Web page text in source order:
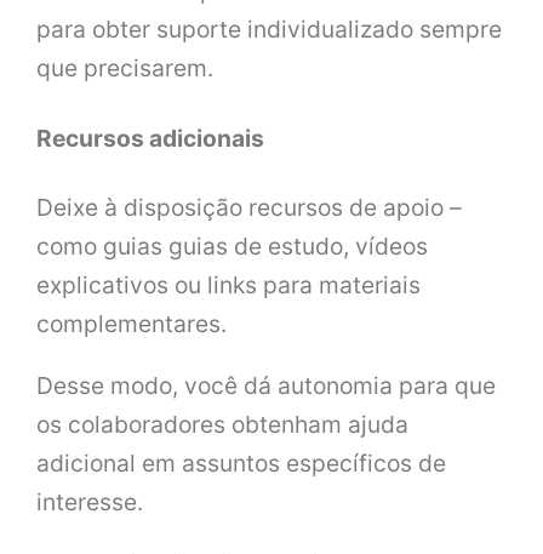
para obter suporte individualizado sempre
que precisarem.
Recursos adicionais
Deixe à disposição recursos de apoio –
como guias guias de estudo, vídeos
explicativos ou links para materiais
complementares.
Desse modo, você dá autonomia para que
os colaboradores obtenham ajuda
adicional em assuntos específicos de
interesse.